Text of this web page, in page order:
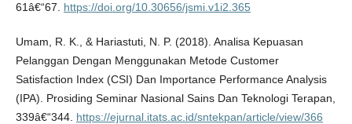
61â€“67. https://doi.org/10.30656/jsmi.v1i2.365
Umam, R. K., & Hariastuti, N. P. (2018). Analisa Kepuasan
Pelanggan Dengan Menggunakan Metode Customer
Satisfaction Index (CSI) Dan Importance Performance Analysis
(IPA). Prosiding Seminar Nasional Sains Dan Teknologi Terapan,
339â€“344. https://ejurnal.itats.ac.id/sntekpan/article/view/366